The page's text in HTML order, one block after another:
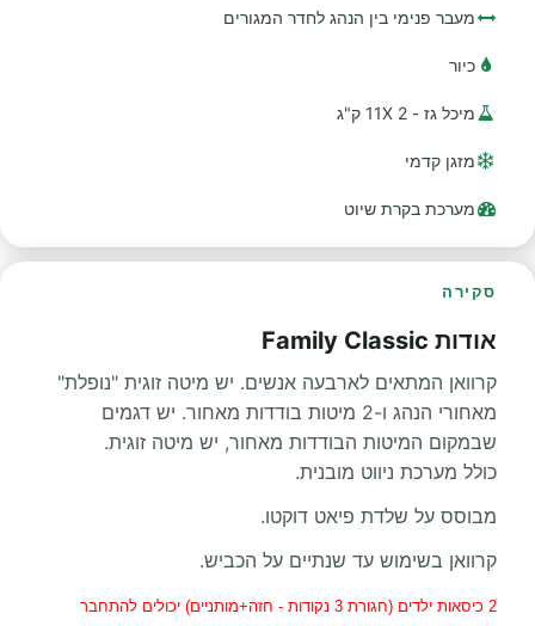
מעבר פנימי בין הנהג לחדר המגורים
כיור
מיכל גז - 2 11X ק"ג
מזגן קדמי
מערכת בקרת שיוט
סקירה
אודות Family Classic
קרוואן המתאים לארבעה אנשים. יש מיטה זוגית "נופלת"
מאחורי הנהג ו-2 מיטות בודדות מאחור. יש דגמים
שבמקום המיטות הבודדות מאחור, יש מיטה זוגית.
כולל מערכת ניווט מובנית.
מבוסס על שלדת פיאט דוקטו.
קרוואן בשימוש עד שנתיים על הכביש.
2 כיסאות ילדים (חגורת 3 נקודות - חזה+מותניים) יכולים להתחבר